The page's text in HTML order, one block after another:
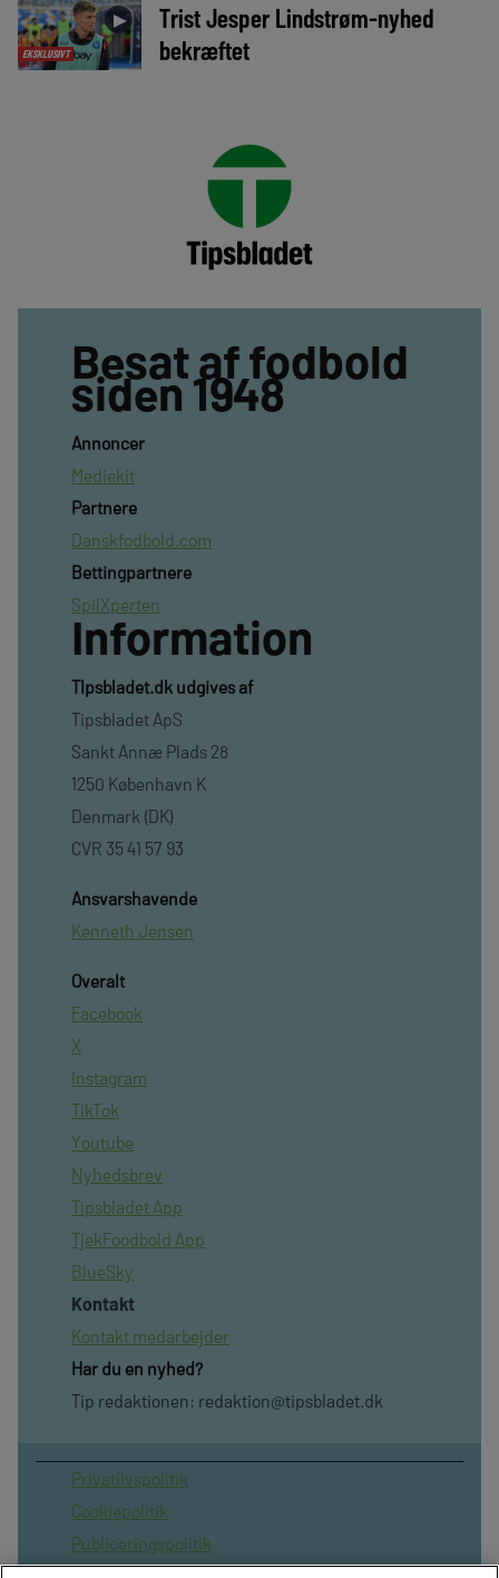
EKSKLUSIVT
►
Trist Jesper Lindstrøm-nyhed
bekræftet
Besat af fodbold
siden 1948
Annoncer
Mediekit
Partnere
Danskfodbold.com
Bettingpartnere
SpilXperten
Information
TIpsbladet.dk udgives af
Tipsbladet ApS
Sankt Annæ Plads 28
1250 København K
Denmark (DK)
CVR 35 41 57 93
Ansvarshavende
Kenneth Jensen
Overalt
Facebook
X
Instagram
TikTok
Youtube
Nyhedsbrev
Tipsbladet App
TjekFoodbold App
BlueSky
Kontakt
Kontakt medarbejder
Har du en nyhed?
Tip redaktionen: redaktion@tipsbladet.dk
Privatilvspolitik
Cookiepolitik
Publiceringspolitik